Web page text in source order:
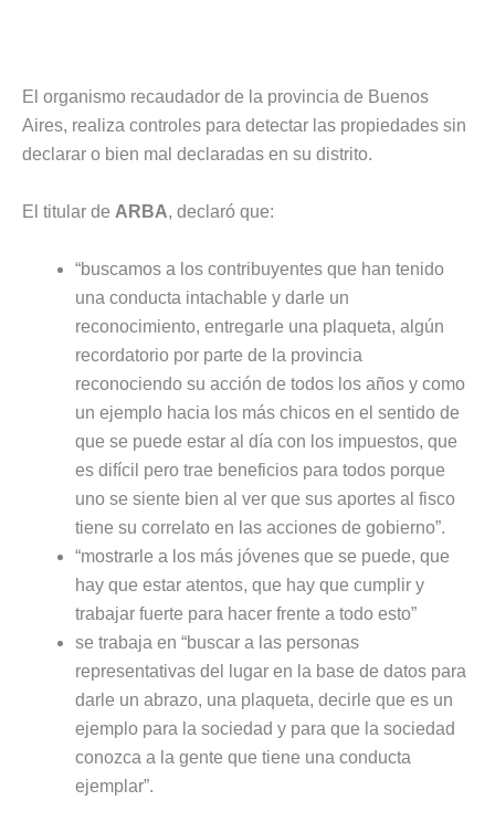
El organismo recaudador de la provincia de Buenos
Aires, realiza controles para detectar las propiedades sin
declarar o bien mal declaradas en su distrito.
El titular de ARBA, declaró que:
“buscamos a los contribuyentes que han tenido
una conducta intachable y darle un
reconocimiento, entregarle una plaqueta, algún
recordatorio por parte de la provincia
reconociendo su acción de todos los años y como
un ejemplo hacia los más chicos en el sentido de
que se puede estar al día con los impuestos, que
es difícil pero trae beneficios para todos porque
uno se siente bien al ver que sus aportes al fisco
tiene su correlato en las acciones de gobierno”.
“mostrarle a los más jóvenes que se puede, que
hay que estar atentos, que hay que cumplir y
trabajar fuerte para hacer frente a todo esto”
se trabaja en “buscar a las personas
representativas del lugar en la base de datos para
darle un abrazo, una plaqueta, decirle que es un
ejemplo para la sociedad y para que la sociedad
conozca a la gente que tiene una conducta
ejemplar”.